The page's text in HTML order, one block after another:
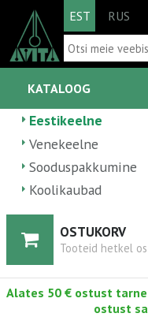
EST RUS
KATALOOG
Eestikeelne
Venekeelne
Sooduspakkumine
Koolikaubad
OSTUKORV
Tooteid hetkel
Alates 50 € ostust
ostust